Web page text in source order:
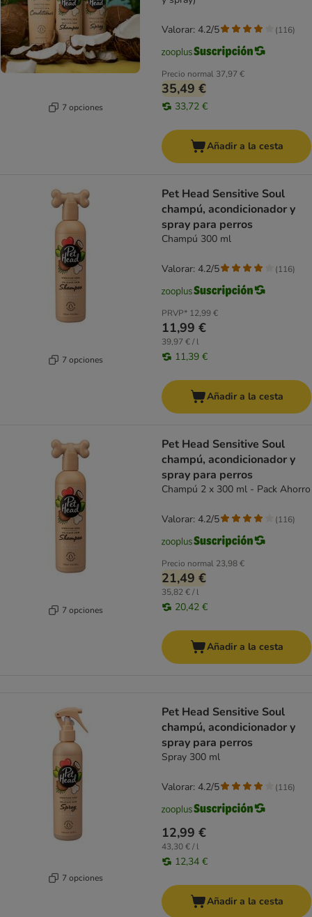
7 opciones
Precio normal 37,97 €
35,49 €
33,72 €
Valorar: 4.2/5 (116)
Añadir a la cesta
7 opciones
Pet Head Sensitive Soul
champú, acondicionador y
spray para perros
Champú 300 ml
PRVP* 12,99 €
11,99 €
39,97 € / l
11,39 €
Valorar: 4.2/5 (116)
Añadir a la cesta
7 opciones
Pet Head Sensitive Soul
champú, acondicionador y
spray para perros
Champú 2 x 300 ml - Pack Ahorro
Precio normal 23,98 €
21,49 €
35,82 € / l
20,42 €
Valorar: 4.2/5 (116)
Añadir a la cesta
7 opciones
Pet Head Sensitive Soul
champú, acondicionador y
spray para perros
Spray 300 ml
12,99 €
43,30 € / l
12,34 €
Valorar: 4.2/5 (116)
Añadir a la cesta